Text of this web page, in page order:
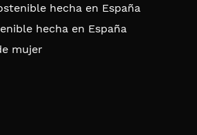
hecha en España
hecha en España
mujer